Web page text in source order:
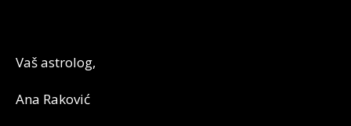
Vaš astrolog,
Ana Raković